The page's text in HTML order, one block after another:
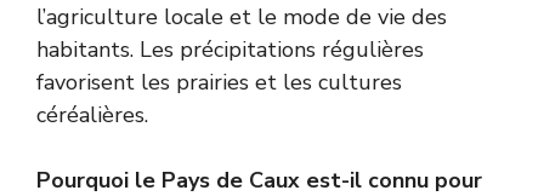
l’agriculture locale et le mode de vie des
habitants. Les précipitations régulières
favorisent les prairies et les cultures
céréalières.
Pourquoi le Pays de Caux est-il connu pour